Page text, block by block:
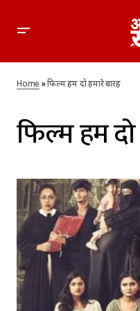
Home»फिल्म हम दो हमारे बारह
फिल्म हम